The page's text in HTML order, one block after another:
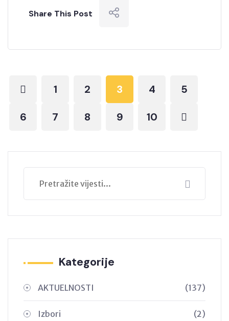
Share This Post
1 2 3 4 5
6 7 8 9 10
Kategorije
AKTUELNOSTI (137)
Izbori (2)